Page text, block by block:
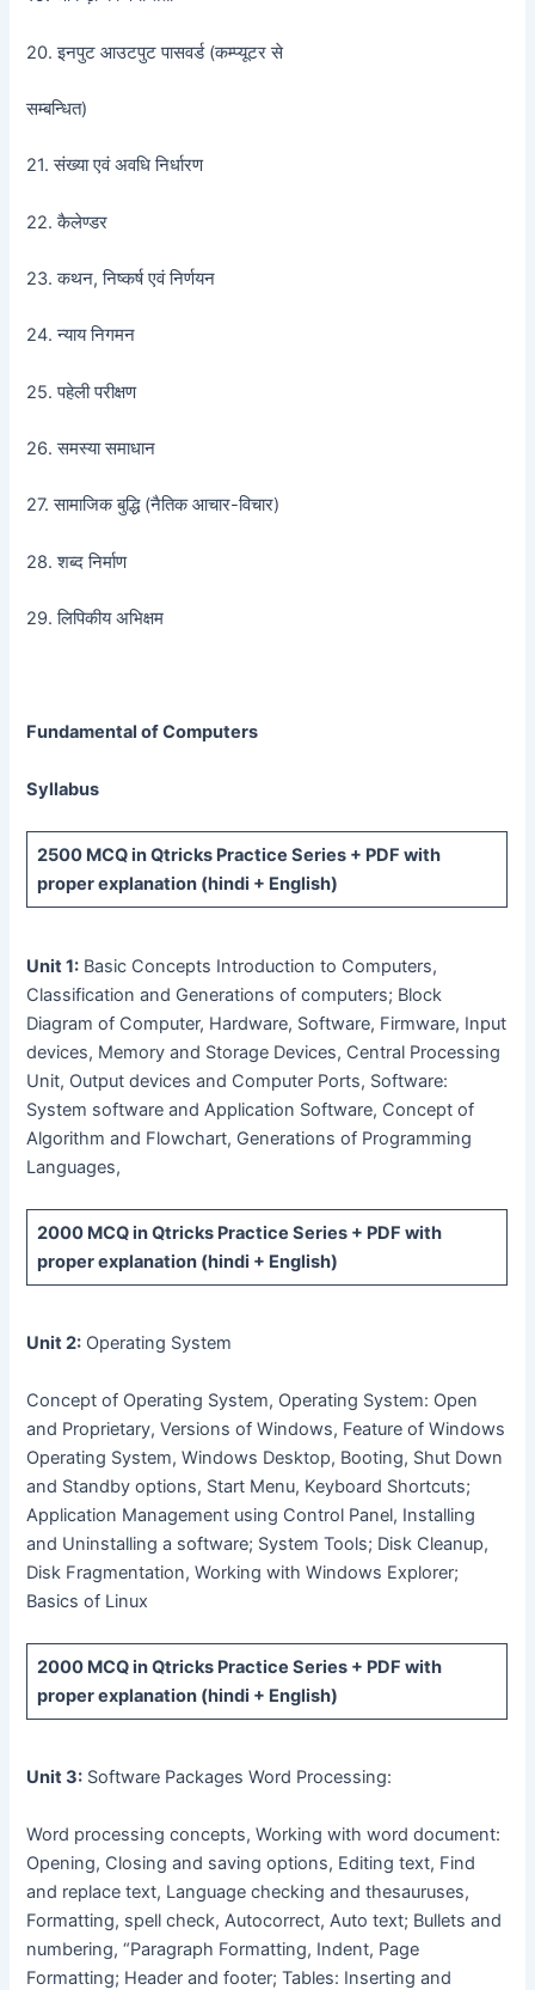
20. इनपुट आउटपुट पासवर्ड (कम्प्यूटर से
सम्बन्धित)
21. संख्या एवं अवधि निर्धारण
22. कैलेण्डर
23. कथन, निष्कर्ष एवं निर्णयन
24. न्याय निगमन
25. पहेली परीक्षण
26. समस्या समाधान
27. सामाजिक बुद्धि (नैतिक आचार-विचार)
28. शब्द निर्माण
29. लिपिकीय अभिक्षम
Fundamental of Computers
Syllabus
2500 MCQin Qtricks Practice Series + PDF with
proper explanation (hindi + English)
Unit 1: Basic Concepts Introduction to Computers,
Classification and Generations of computers; Block
Diagram of Computer, Hardware, Software, Firmware, Input
devices, Memory and Storage Devices, Central Processing
Unit, Output devices and Computer Ports, Software:
System software and Application Software, Concept of
Algorithm and Flowchart, Generations of Programming
Languages,
2000 MCQin Qtricks Practice Series + PDF with
proper explanation (hindi + English)
Unit 2: Operating System
Concept of Operating System, Operating System: Open
and Proprietary, Versions of Windows, Feature of Windows
Operating System, Windows Desktop, Booting, Shut Down
and Standby options, Start Menu, Keyboard Shortcuts;
Application Management using Control Panel, Installing
and Uninstalling a software; System Tools; Disk Cleanup,
Disk Fragmentation, Working with Windows Explorer;
Basics of Linux
2000 MCQin Qtricks Practice Series + PDF with
proper explanation (hindi + English)
Unit 3: Software Packages Word Processing:
Word processing concepts, Working with word document:
Opening, Closing and saving options, Editing text, Find
and replace text, Language checking and thesauruses,
Formatting, spell check, Autocorrect, Auto text; Bullets and
numbering, “Paragraph Formatting, Indent, Page
Formatting; Header and footer; Tables: Inserting and